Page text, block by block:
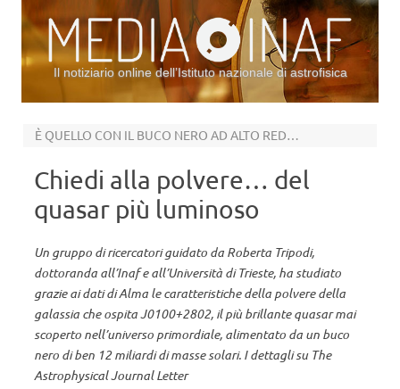
Il notiziario online dell’Istituto nazionale di astrofisica
È QUELLO CON IL BUCO NERO AD ALTO REDSHIFT PIÙ MASSICCIO
Chiedi alla polvere… del
quasar più luminoso
Un gruppo di ricercatori guidato da Roberta Tripodi,
dottoranda all’Inaf e all’Università di Trieste, ha studiato
grazie ai dati di Alma le caratteristiche della polvere della
galassia che ospita J0100+2802, il più brillante quasar mai
scoperto nell’universo primordiale, alimentato da un buco
nero di ben 12 miliardi di masse solari. I dettagli su The
Astrophysical Journal Letter